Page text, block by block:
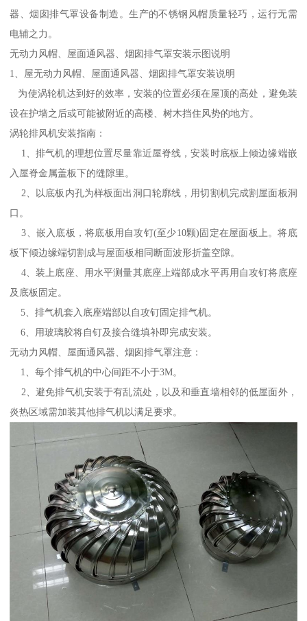
器、烟囱排气罩设备制造。生产的不锈钢风帽质量轻巧，运行无需
电辅之力。
无动力风帽、屋面通风器、烟囱排气罩安装示图说明
1、屋无动力风帽、屋面通风器、烟囱排气罩安装说明
为使涡轮机达到好的效率，安装的位置必须在屋顶的高处，避免装
设在护墙之后或可能被附近的高楼、树木挡住风势的地方。
涡轮排风机安装指南：
1、排气机的理想位置尽量靠近屋脊线，安装时底板上倾边缘端嵌
入屋脊金属盖板下的缝隙里。
2、以底板内孔为样板面出洞口轮廓线，用切割机完成割屋面板洞
口。
3、嵌入底板，将底板用自攻钉(至少10颗)固定在屋面板上。将底
板下倾边缘端切割成与屋面板相同断面波形折盖空隙。
4、装上底座、用水平测量其底座上端部成水平再用自攻钉将底座
及底板固定。
5、排气机套入底座端部以自攻钉固定排气机。
6、用玻璃胶将自钉及接合缝填补即完成安装。
无动力风帽、屋面通风器、烟囱排气罩注意：
1、每个排气机的中心间距不小于3M。
2、避免排气机安装于有乱流处，以及和垂直墙相邻的低屋面外，
炎热区域需加装其他排气机以满足要求。